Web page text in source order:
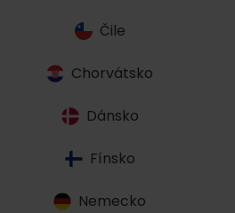
Čile
Chorvátsko
Dánsko
Fínsko
Nemecko